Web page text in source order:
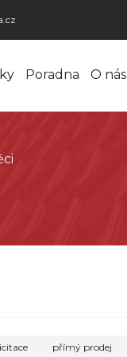
Poradna O nás
přímý prodej